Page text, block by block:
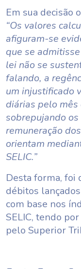
Em sua decisão
“Os valores
afiguram-se
que se
lei não se
falando, a
um injustificado
diárias pelo
sobrepujando
remuneração
orientam
SELIC.”
Desta forma, foi
débitos
com base nos
SELIC, tendo
pelo Superior